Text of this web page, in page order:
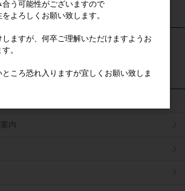
カートは空です
検索
内
う可能性がございますので
よろしくお願い致します。
しますが、何卒ご理解いただけますようお
。
ところ恐れ入りますが宜しくお願い致しま